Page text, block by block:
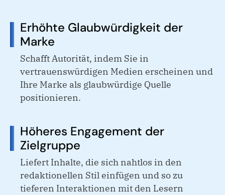
Erhöhte Glaubwürdigkeit der
Marke
Schafft Autorität, indem Sie in
vertrauenswürdigen Medien erscheinen und
Ihre Marke als glaubwürdige Quelle
positionieren.
Höheres Engagement der
Zielgruppe
Liefert Inhalte, die sich nahtlos in den
redaktionellen Stil einfügen und so zu
tieferen Interaktionen mit den Lesern